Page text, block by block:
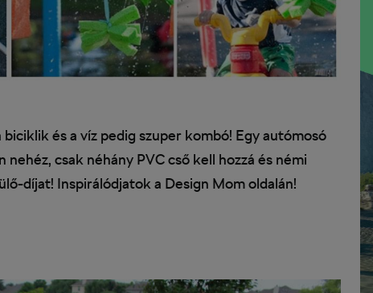
és a víz pedig szuper kombó! Egy autómosó
csak néhány PVC cső kell hozzá és némi
díjat! Inspirálódjatok a Design Mom oldalán!